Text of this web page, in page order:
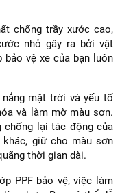
chống trầy xước cao,
nhỏ gây ra bởi vật
vệ xe của bạn luôn
nắng mặt trời và yếu tố
và làm mờ màu sơn.
chống lại tác động của
giữ cho màu sơn
thời gian dài.
PPF bảo vệ, việc làm